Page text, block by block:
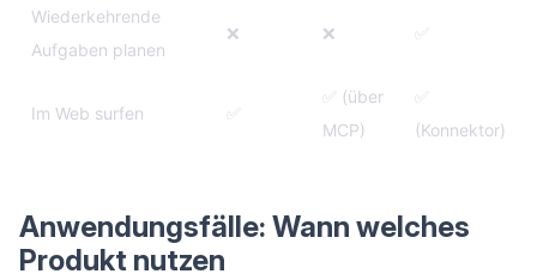
Wiederkehrende
Aufgaben planen
❌ ❌
Im Web surfen
✅ (über
MCP)
(Konnektor)
Anwendungsfälle: Wann welches
Produkt nutzen